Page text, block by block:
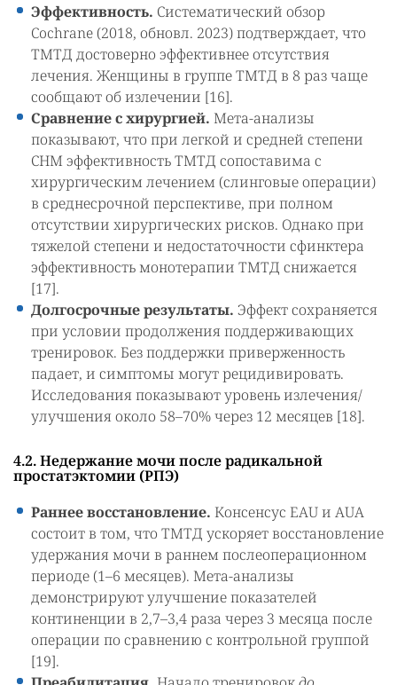
Эффективность. Систематический обзор
Cochrane (2018, обновл. 2023) подтверждает, что
ТМТД достоверно эффективнее отсутствия
лечения. Женщины в группе ТМТД в 8 раз чаще
сообщают об излечении [16].
Сравнение с хирургией. Мета-анализы
показывают, что при легкой и средней степени
СНМ эффективность ТМТД сопоставима с
хирургическим лечением (слинговые операции)
в среднесрочной перспективе, при полном
отсутствии хирургических рисков. Однако при
тяжелой степени и недостаточности сфинктера
эффективность монотерапии ТМТД снижается
[17].
Долгосрочные результаты. Эффект сохраняется
при условии продолжения поддерживающих
тренировок. Без поддержки приверженность
падает, и симптомы могут рецидивировать.
Исследования показывают уровень излечения/
улучшения около 58–70% через 12 месяцев [18].
4.2. Недержание мочи после радикальной
простатэктомии (РПЭ)
Раннее восстановление. Консенсус EAU и AUA
состоит в том, что ТМТД ускоряет восстановление
удержания мочи в раннем послеоперационном
периоде (1–6 месяцев). Мета-анализы
демонстрируют улучшение показателей
континенции в 2,7–3,4 раза через 3 месяца после
операции по сравнению с контрольной группой
[19].